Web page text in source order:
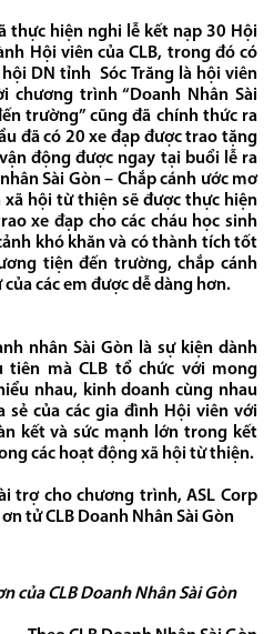
thực hiện nghi lễ kết nạp 30 Hội
Hội viên của CLB, trong đó có
hội DN tỉnh Sóc Trăng là hội viên
chương trình “Doanh Nhân Sài
trường” cũng đã chính thức ra
đã có 20 xe đạp được trao tặng
động được ngay tại buổi lễ ra
Sài Gòn – Chắp cánh ước mơ
hội từ thiện sẽ được thực hiện
xe đạp cho các cháu học sinh
khó khăn và có thành tích tốt
tiện đến trường, chắp cánh
các em được dễ dàng hơn.
nhân Sài Gòn là sự kiện dành
tiên mà CLB tổ chức với mong
nhau, kinh doanh cùng nhau
sẻ của các gia đình Hội viên với
kết và sức mạnh lớn trong kết
các hoạt động xã hội từ thiện.
trợ cho chương trình, ASL Corp
tử CLB Doanh Nhân Sài Gòn
của CLB Doanh Nhân Sài Gòn